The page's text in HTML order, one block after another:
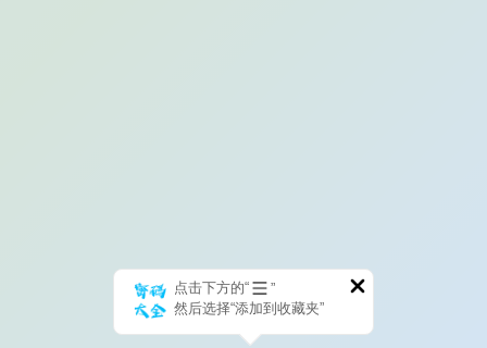
点击下方的“
”
然后选择“添加到收藏夹”